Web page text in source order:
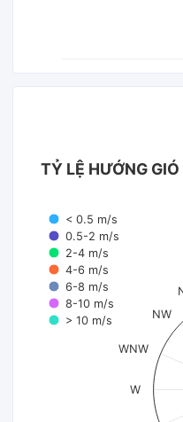
TỶ LỆ HƯỚNG
< 0.5 m/s
0.5-2 m/s
2-4 m/s
4-6 m/s
6-8 m/s
8-10 m/s
> 10 m/s
W
WNW
NW